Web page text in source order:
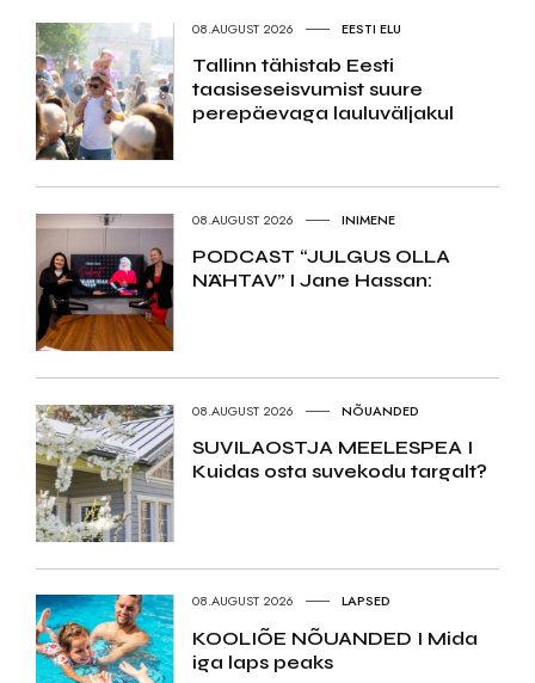
08.AUGUST 2026 EESTI ELU
Tallinn tähistab Eesti
taasiseseisvumist suure
perepäevaga lauluväljakul
08.AUGUST 2026 INIMENE
PODCAST “JULGUS OLLA
NÄHTAV” I Jane Hassan:
08.AUGUST 2026 NÕUANDED
SUVILAOSTJA MEELESPEA I
Kuidas osta suvekodu targalt?
08.AUGUST 2026 LAPSED
KOOLIÕE NÕUANDED I Mida
iga laps peaks